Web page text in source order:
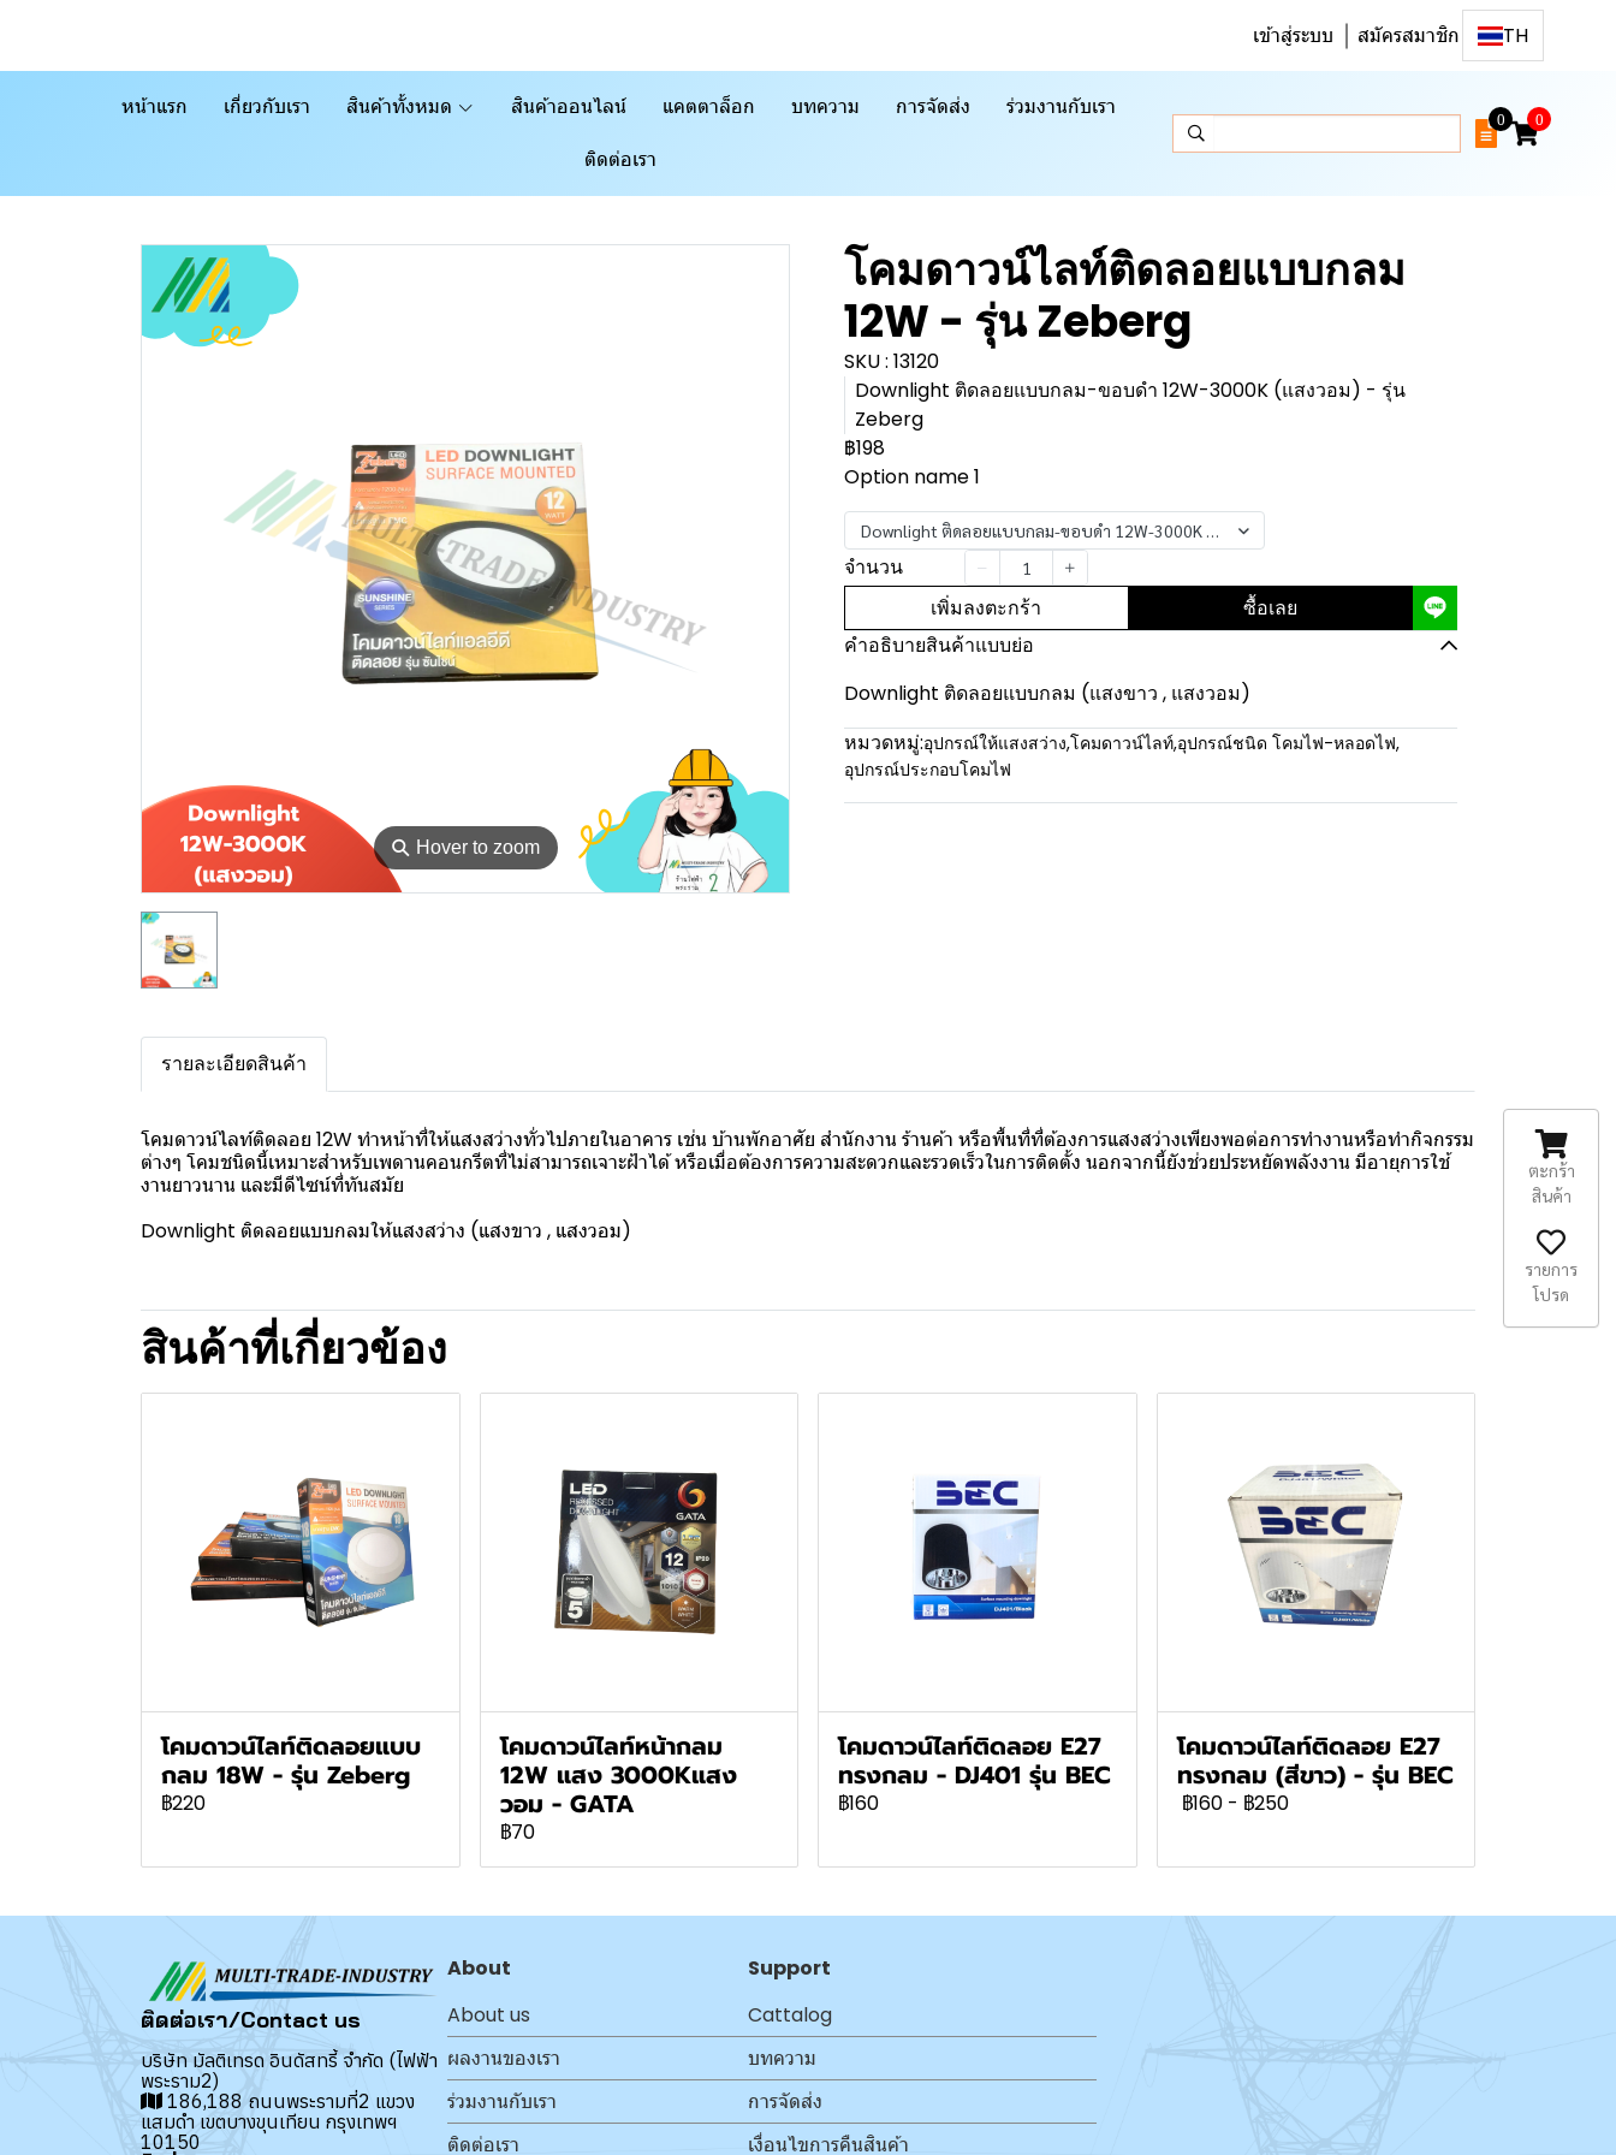
เข้าสู่ระบบ สมัครสมาชิก TH
หน้าแรก เกี่ยวกับเรา สินค้าทั้งหมด สินค้าออนไลน์ แคตตาล็อก บทความ การจัดส่ง ร่วมงานกับเรา
ติดต่อเรา
0 0
⚲ Hover to zoom
โคมดาวน์ไลท์ติดลอยแบบกลม
12W - รุ่น Zeberg
SKU : 13120
Downlight ติดลอยแบบกลม-ขอบดำ 12W-3000K (แสงวอม) - รุ่น
Zeberg
฿198
Option name 1
Downlight ติดลอยแบบกลม-ขอบดำ 12W-3000K (แสงวอม) - รุ่น Zeberg
จำนวน
เพิ่มลงตะกร้า ซื้อเลย
คำอธิบายสินค้าแบบย่อ
Downlight ติดลอยแบบกลม (แสงขาว , แสงวอม)
หมวดหมู่:อุปกรณ์ให้แสงสว่าง,โคมดาวน์ไลท์,อุปกรณ์ชนิด โคมไฟ-หลอดไฟ,
อุปกรณ์ประกอบโคมไฟ
รายละเอียดสินค้า
โคมดาวน์ไลท์ติดลอย 12W ทำหน้าที่ให้แสงสว่างทั่วไปภายในอาคาร เช่น บ้านพักอาศัย สำนักงาน ร้านค้า หรือพื้นที่ที่ต้องการแสงสว่างเพียงพอต่อการทำงานหรือทำกิจกรรม
ต่างๆ โคมชนิดนี้เหมาะสำหรับเพดานคอนกรีตที่ไม่สามารถเจาะฝ้าได้ หรือเมื่อต้องการความสะดวกและรวดเร็วในการติดตั้ง นอกจากนี้ยังช่วยประหยัดพลังงาน มีอายุการใช้
งานยาวนาน และมีดีไซน์ที่ทันสมัย
Downlight ติดลอยแบบกลมให้แสงสว่าง (แสงขาว , แสงวอม)
สินค้าที่เกี่ยวข้อง
โคมดาวน์ไลท์ติดลอยแบบ
กลม 18W - รุ่น Zeberg
฿220
โคมดาวน์ไลท์หน้ากลม
12W แสง 3000Kแสง
วอม - GATA
฿70
โคมดาวน์ไลท์ติดลอย E27
ทรงกลม - DJ401 รุ่น BEC
฿160
โคมดาวน์ไลท์ติดลอย E27
ทรงกลม (สีขาว) - รุ่น BEC
฿160 - ฿250
ติดต่อเรา/Contact us
บริษัท มัลติเทรด อินดัสทรี้ จำกัด (ไฟฟ้า
พระราม2)
186,188 ถนนพระรามที่2 แขวง
แสมดำ เขตบางขุนเทียน กรุงเทพฯ
10150
About
About us
ผลงานของเรา
ร่วมงานกับเรา
ติดต่อเรา
Support
Cattalog
บทความ
การจัดส่ง
เงื่อนไขการคืนสินค้า
ตะกร้า
สินค้า
รายการ
โปรด